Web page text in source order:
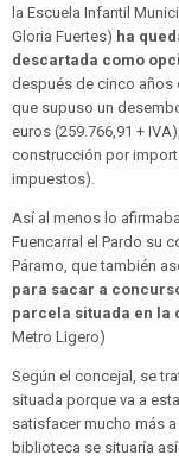
la Escuela Infantil
Gloria Fuertes) ha
descartada como
después de cinco años
que supuso un
euros (259.766,91 +
construcción por
impuestos).
Así al menos lo
Fuencarral el Pardo su
Páramo, que también
para sacar a
parcela situada en la
Metro Ligero)
Según el concejal, se
situada porque va a
satisfacer mucho más
biblioteca se situaría así